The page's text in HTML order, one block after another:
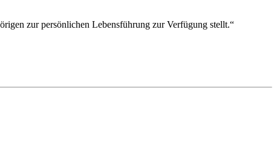
zur persönlichen Lebensführung zur Verfügung stellt.“